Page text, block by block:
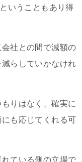
いうこともあり得
社との間で減額の
らしていかなけれ
りはなく、確実に
も応じてくれる可
ている側の立場で